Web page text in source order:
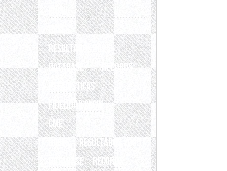
CNCW
BASES
RESULTADOS 2025
Database
Records
ESTADÍSTICAS
Fidelidad CNCW
CME
BASES
RESULTADOS 2025
Database
Records